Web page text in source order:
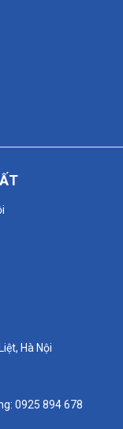
Hà Nội
0925 894 678